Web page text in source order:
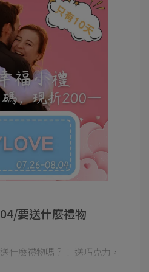
要送什麼禮物
什麼禮物嗎？！ 送巧克力，